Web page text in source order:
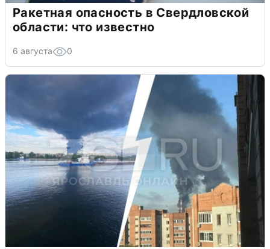
Ракетная опасность в Свердловской
области: что известно
6 августа 0